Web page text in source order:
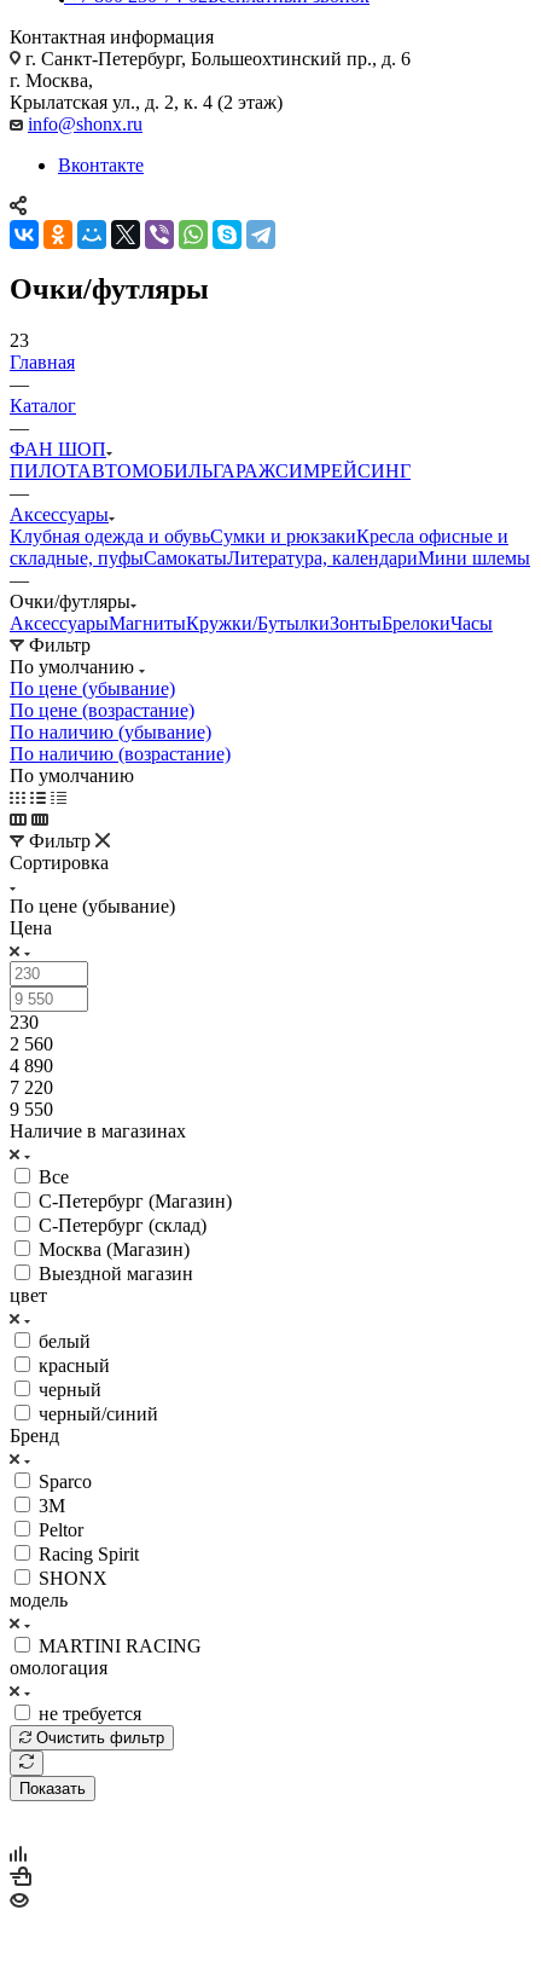
Контактная информация
г. Санкт-Петербург, Большеохтинский пр., д. 6
г. Москва,
Крылатская ул., д. 2, к. 4 (2 этаж)
info@shonx.ru
Вконтакте
Очки/футляры
23
Главная
—
Каталог
—
ФАН ШОП
ПИЛОТАВТОМОБИЛЬГАРАЖСИМРЕЙСИНГ
—
Аксессуары
Клубная одежда и обувьСумки и рюкзакиКресла офисные и
складные, пуфыСамокатыЛитература, календариМини шлемы
—
Очки/футляры
АксессуарыМагнитыКружки/БутылкиЗонтыБрелокиЧасы
Фильтр
По умолчанию
По цене (убывание)
По цене (возрастание)
По наличию (убывание)
По наличию (возрастание)
По умолчанию
Фильтр
Сортировка
По цене (убывание)
Цена
230
2 560
4 890
7 220
9 550
Наличие в магазинах
Все
С-Петербург (Магазин)
С-Петербург (склад)
Москва (Магазин)
Выездной магазин
цвет
белый
красный
черный
черный/синий
Бренд
Sparco
3M
Peltor
Racing Spirit
SHONX
модель
MARTINI RACING
омологация
не требуется
Очистить фильтр
Показать